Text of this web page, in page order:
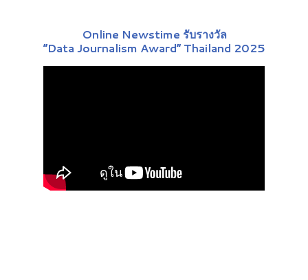
Online Newstime รับรางวัล
“Data Journalism Award” Thailand 2025